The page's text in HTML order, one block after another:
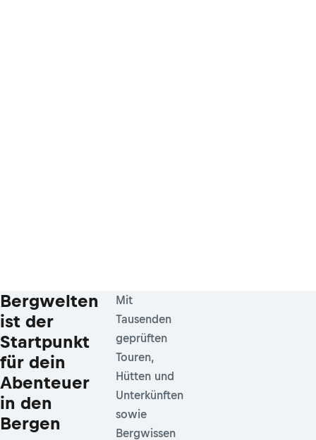
Bergwelten
ist der
Startpunkt
für dein
Abenteuer
in den
Bergen
Mit
Tausenden
geprüften
Touren,
Hütten und
Unterkünften
sowie
Bergwissen